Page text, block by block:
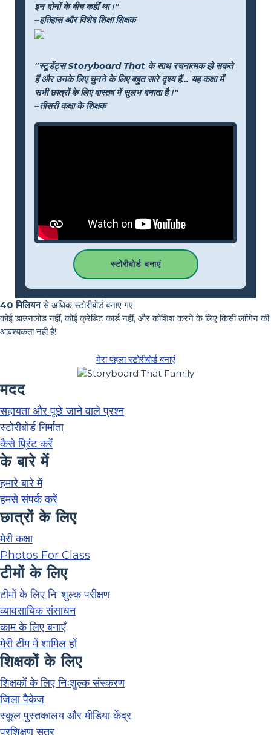
इन दोनों के बीच कहीं था।"
–इतिहास और विशेष शिक्षा शिक्षक
"स्टूडेंट्स Storyboard That के साथ रचनात्मक हो सकते
हैं और उनके लिए चुनने के लिए बहुत सारे दृश्य हैं... यह कक्षा में
सभी छात्रों के लिए वास्तव में सुलभ बनाता है।"
–तीसरी कक्षा के शिक्षक
स्टोरीबोर्ड बनाएं
40 मिलियनसे अधिक स्टोरीबोर्ड बनाए गए
कोई डाउनलोड नहीं, कोई क्रेडिट कार्ड नहीं, और कोशिश करने के लिए किसी लॉगिन की
आवश्यकता नहीं है!
मेरा पहला स्टोरीबोर्ड बनाएं
मदद
सहायता और पूछे जाने वाले प्रश्न
स्टोरीबोर्ड निर्माता
कैसे प्रिंट करें
के बारे में
हमारे बारे में
हमसे संपर्क करें
छात्रों के लिए
मेरी कक्षा
Photos For Class
टीमों के लिए
टीमों के लिए नि: शुल्क परीक्षण
व्यावसायिक संसाधन
काम के लिए बनाएँ
मेरी टीम में शामिल हों
शिक्षकों के लिए
शिक्षकों के लिए निःशुल्क संस्करण
जिला पैकेज
स्कूल पुस्तकालय और मीडिया केंद्र
प्रशिक्षण सत्र